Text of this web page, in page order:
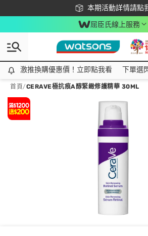
本期活動詳情請點
下載app最高回饋
屈臣氏線上服務
激推換購優惠價！立即點我看
激推換購優惠價！立即點我看 下單選
首頁/CERAVE極抗痕A醇緊緻修護精華 30ML